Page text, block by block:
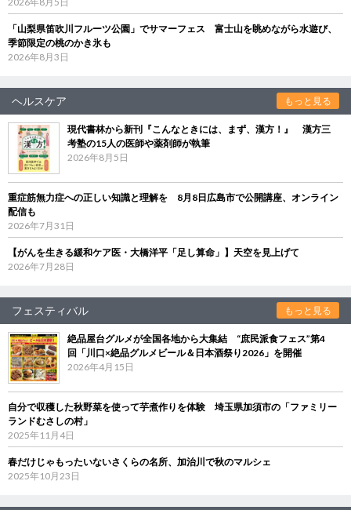
「山梨県笛吹川フルーツ公園」でサマーフェス 富士山を眺めながら水遊び、
季節限定の桃のかき氷も
2026年8月3日
ヘルスケア もっと見る
現代書林から新刊『こんなときには、まず、漢方！』 漢方三
考塾の15人の医師や薬剤師が執筆
2026年8月5日
重症筋無力症への正しい知識と理解を 8月8日広島市で公開講座、オンライン
配信も
2026年7月31日
【がんを生きる緩和ケア医・大橋洋平「足し算命」】天空を見上げて
2026年7月28日
フェスティバル もっと見る
絶品屋台グルメが全国各地から大集結 “庶民派食フェス”第4
回「川口×絶品グルメビール＆日本酒祭り2026」を開催
2026年4月15日
自分で収穫した秋野菜を使って芋煮作りを体験 埼玉県加須市の「ファミリー
ランドむさしの村」
2025年11月4日
春だけじゃもったいないさくらの名所、加治川で秋のマルシェ
2025年10月23日